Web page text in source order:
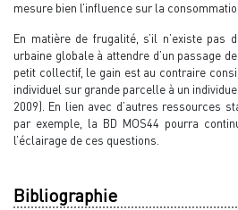
mesure bien l’influence sur la
En matière de frugalité, s’il n’existe pas
urbaine globale à attendre d’un passage
petit collectif, le gain est au contraire
individuel sur grande parcelle à un
2009). En lien avec d’autres ressources
par exemple, la BD MOS44 pourra
l’éclairage de ces questions.
Bibliographie